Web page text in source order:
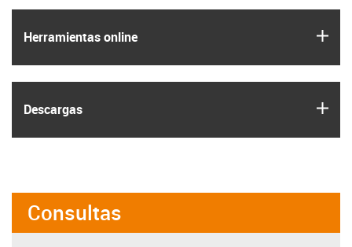
Herramientas online
Descargas
Consultas